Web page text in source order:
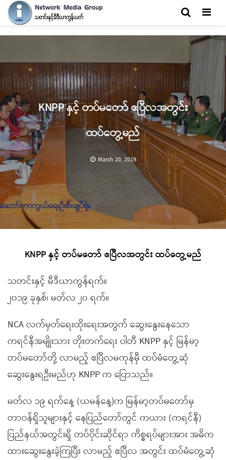
KNPP နှင့် တပ်မတော် ဧပြီလအတွင်း
ထပ်တွေ့မည်
March 20, 2019
KNPP နှင့် တပ်မတော် ဧပြီလအတွင်း ထပ်တွေ့မည်
သတင်းနှင့် မီဒီယာကွန်ရက်။
၂၀၁၉ ခုနှစ်၊ မတ်လ ၂၀ ရက်။
NCA လက်မှတ်ရေးထိုးရေးအတွက် ဆွေးနွေးနေသော
ကရင်နီအမျိုးသား တိုးတက်ရေး ပါတီ KNPP နှင့် မြန်မာ့
တပ်မတော်တို့ လာမည့် ဧပြီလမကုန်မှီ ထပ်မံတွေ့ဆုံ
ဆွေးနွေးရဦးမည်ဟု KNPP က ပြောသည်။
မတ်လ ၁၉ ရက်နေ့ (ယမန်နေ့)က မြန်မာ့တပ်မတော်မှ
တာဝန်ရှိသူများနှင့် နေပြည်တော်တွင် ကယား (ကရင်နီ)
ပြည်နယ်အတွင်းရှိ တပ်ပိုင်းဆိုင်ရာ ကိစ္စရပ်များအား အဓိက
ထားဆွေးနွေးခဲ့ကြပြီး လာမည့် ဧပြီလ အတွင်း ထပ်မံတွေ့ဆုံ